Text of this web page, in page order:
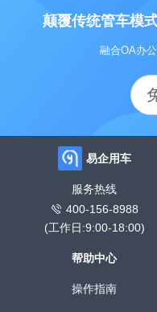
颠覆传统管车模
融合OA办
易企用车
服务热线
400-156-8988
(工作日:9:00-18:00)
帮助中心
操作指南